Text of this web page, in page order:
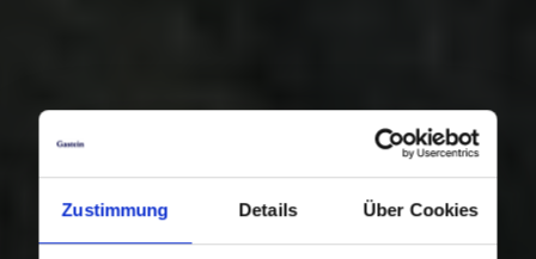
Zustimmung Details Über Cookies